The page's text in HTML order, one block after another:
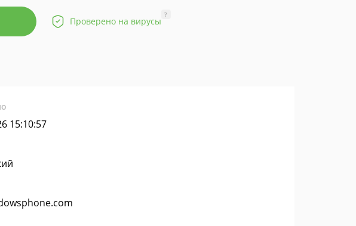
Проверено на вирусы
?
15:10:57